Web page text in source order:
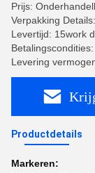
Prijs:
Verpakking
Levertijd: 15work
Levering
Productdetails
Markeren: